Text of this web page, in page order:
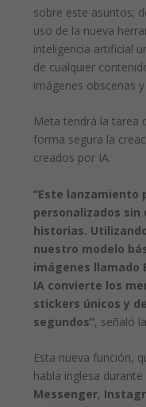
sobre este asuntos;
uso de la nueva
inteligencia artificial
de cualquier
imágenes obscenas
Meta tendrá la tarea
forma segura la
creados por IA.
“Este
personalizados
historias.
nuestro modelo
imágenes llamado
IA convierte los
stickers únicos y
segundos”, señaló
Esta nueva función,
habla inglesa
Messenger,